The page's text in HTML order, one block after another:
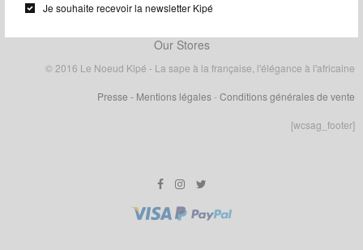
Je souhaite recevoir la newsletter Kipé
Our Stores
© 2016 Le Noeud Kipé - La sape à la française, l'élégance à l'africaine
Presse - Mentions légales- Conditions générales de vente
[wcsag_footer]